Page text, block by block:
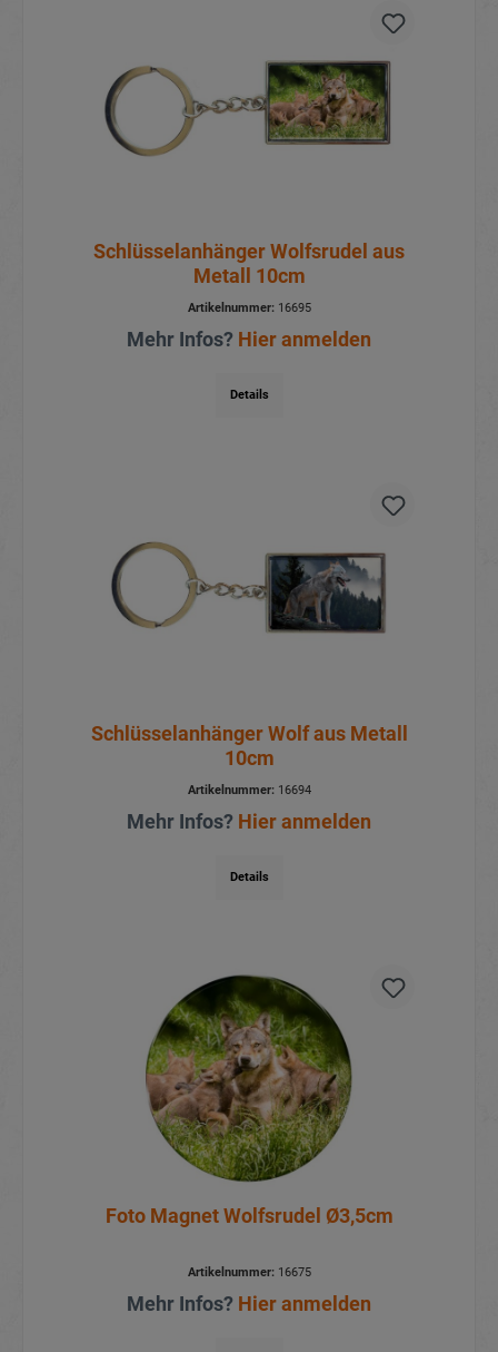
Schlüsselanhänger Wolfsrudel aus
Metall 10cm
Artikelnummer:16695
Mehr Infos? Hier anmelden
Details
Schlüsselanhänger Wolf aus Metall
10cm
Artikelnummer:16694
Mehr Infos? Hier anmelden
Details
Foto Magnet Wolfsrudel Ø3,5cm
Artikelnummer:16675
Mehr Infos? Hier anmelden